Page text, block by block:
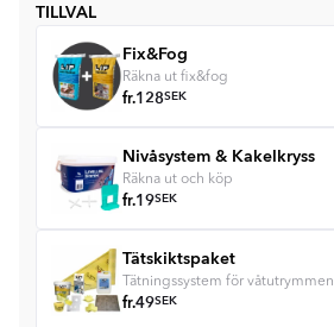
TILLVAL
Fix&Fog
Räkna ut fix&fog
fr.128SEK
Nivåsystem & Kakelkryss
Räkna ut och köp
fr.19SEK
Tätskiktspaket
Tätningssystem för våtutrymmen
fr.49SEK